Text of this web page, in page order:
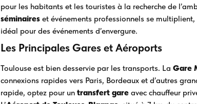
pour les habitants et les touristes à la recherche de
séminaires et événements professionnels se
idéal pour des événements d’envergure.
Les Principales Gares et Aéroports
Toulouse est bien desservie par les transports. La Gare
connexions rapides vers Paris, Bordeaux et d’autres
rapide, optez pour un transfert gare avec chauffeur